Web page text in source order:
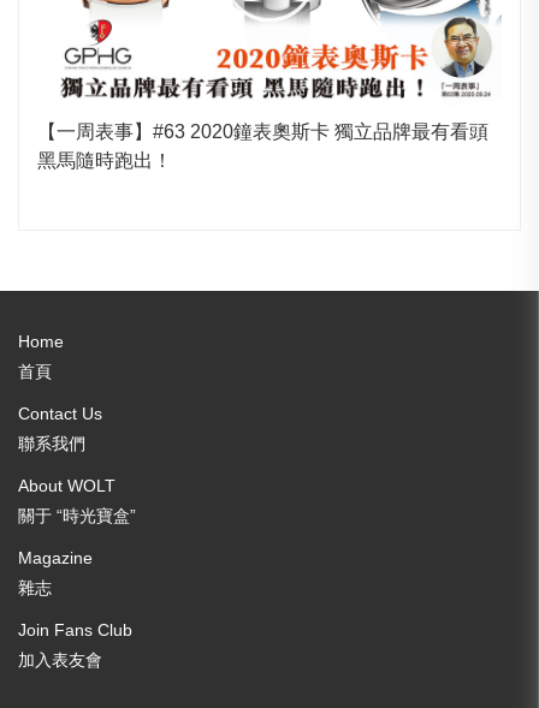
【一周表事】#63 2020鐘表奧斯卡 獨立品牌最有看頭
黑馬隨時跑出！
Home
首頁
Contact Us
聯系我們
About WOLT
關于 “時光寶盒”
Magazine
雜志
Join Fans Club
加入表友會